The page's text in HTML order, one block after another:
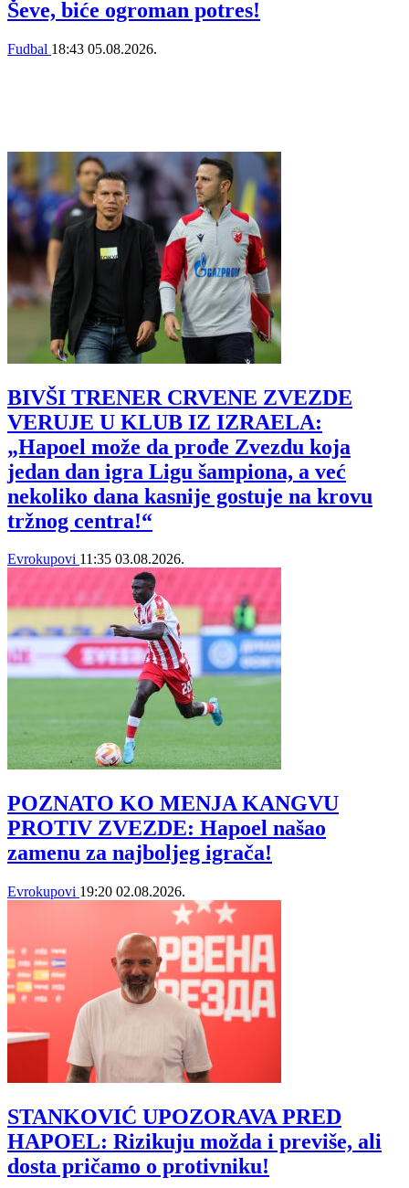
Ševe, biće ogroman potres!
Fudbal 18:43 05.08.2026.
BIVŠI TRENER CRVENE ZVEZDE
VERUJE U KLUB IZ IZRAELA:
„Hapoel može da prođe Zvezdu koja
jedan dan igra Ligu šampiona, a već
nekoliko dana kasnije gostuje na krovu
tržnog centra!“
Evrokupovi 11:35 03.08.2026.
POZNATO KO MENJA KANGVU
PROTIV ZVEZDE: Hapoel našao
zamenu za najboljeg igrača!
Evrokupovi 19:20 02.08.2026.
STANKOVIĆ UPOZORAVA PRED
HAPOEL: Rizikuju možda i previše, ali
dosta pričamo o protivniku!